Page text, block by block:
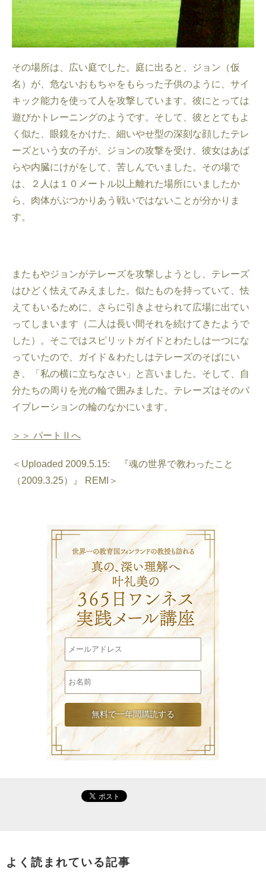
その場所は、広い庭でした。庭に出ると、ジョン（仮
名）が、危ないおもちゃをもらった子供のように、サイ
キック能力を使って人を攻撃しています。彼にとっては
遊びかトレーニングのようです。そして、彼ととてもよ
く似た、眼鏡をかけた、細いやせ型の深刻な顔したテレ
ーズという女の子が、ジョンの攻撃を受け、彼女はあば
らや内臓にけがをして、苦しんでいました。その場で
は、２人は１０メートル以上離れた場所にいましたか
ら、肉体がぶつかりあう戦いではないことが分かりま
す。
またもやジョンがテレーズを攻撃しようとし、テレーズ
はひどく怯えてみえました。似たものを持っていて、怯
えてもいるために、さらに引きよせられて広場に出てい
ってしまいます（二人は長い間それを続けてきたようで
した）。そこではスピリットガイドとわたしは一つにな
っていたので、ガイド＆わたしはテレーズのそばにい
き、「私の横に立ちなさい」と言いました。そして、自
分たちの周りを光の輪で囲みました。テレーズはそのバ
イブレーションの輪のなかにいます。
＞＞ パートⅡへ
＜Uploaded 2009.5.15: 『魂の世界で教わったこと
（2009.3.25）』 REMI＞
よく読まれている記事